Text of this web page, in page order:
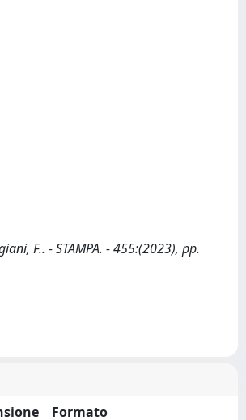
F.. - STAMPA. - 455:(2023), pp.
Formato